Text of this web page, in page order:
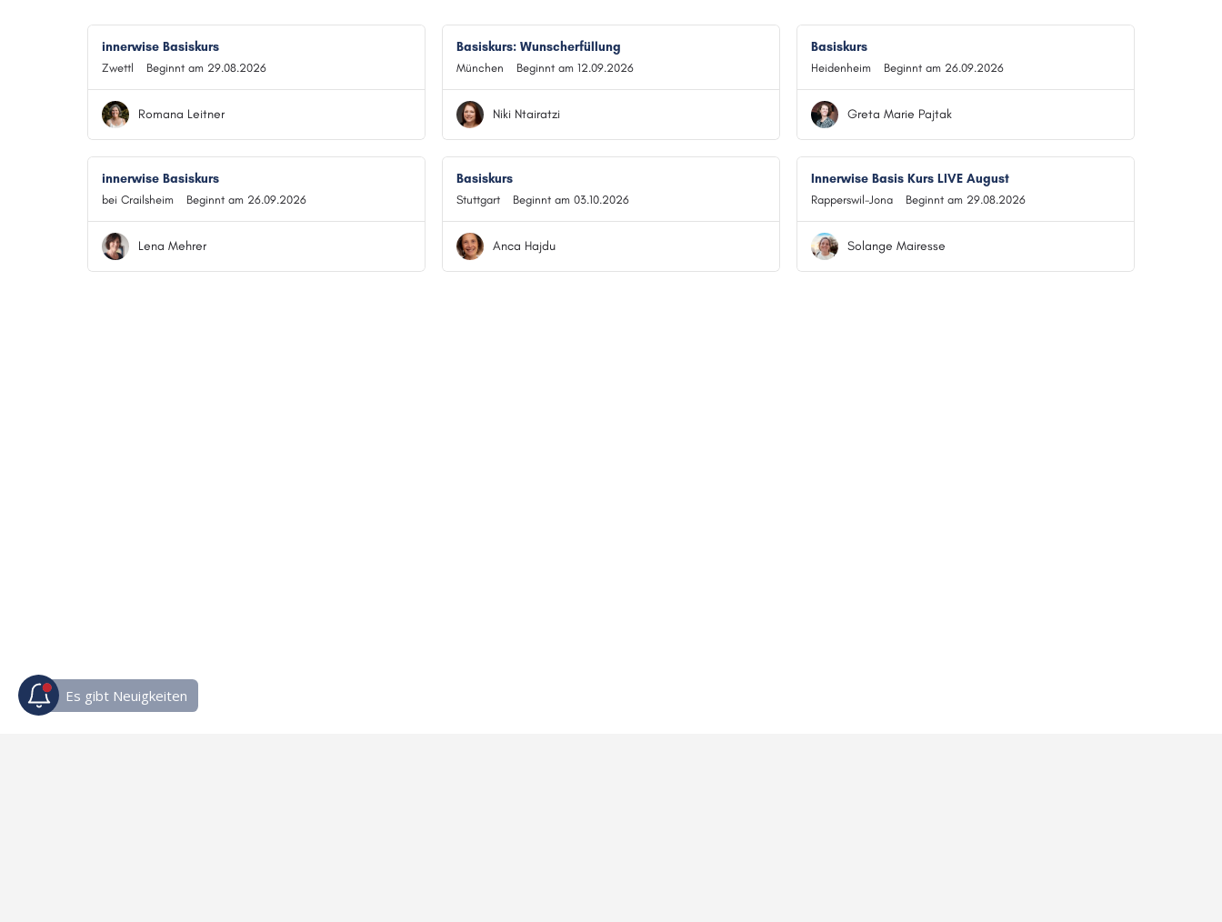
innerwise Basiskurs
Zwettl Beginnt am 29.08.2026
Romana Leitner
Basiskurs: Wunscherfüllung
München Beginnt am 12.09.2026
Niki Ntairatzi
Basiskurs
Heidenheim Beginnt am 26.09.2026
Greta Marie Pajtak
innerwise Basiskurs
bei Crailsheim Beginnt am 26.09.2026
Lena Mehrer
Basiskurs
Stuttgart Beginnt am 03.10.2026
Anca Hajdu
Innerwise Basis Kurs LIVE August
Rapperswil-Jona Beginnt am 29.08.2026
Solange Mairesse